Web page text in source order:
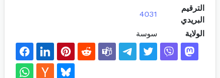
الترقيم
البريدي
4031
الولاية سوسة